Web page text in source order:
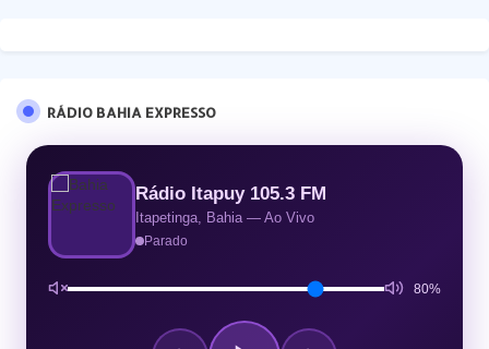
RÁDIO BAHIA EXPRESSO
Rádio Itapuy 105.3 FM
Itapetinga, Bahia — Ao Vivo
Parado
80%